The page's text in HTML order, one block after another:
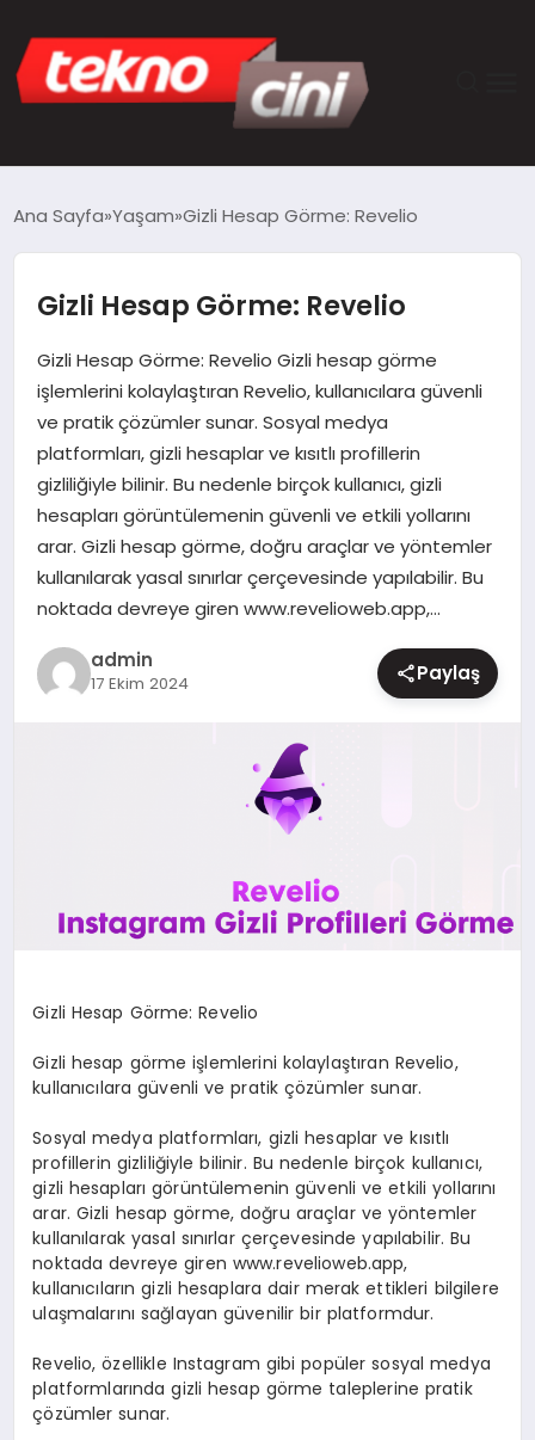
TEKNOLOJI
GÜNCEL
YAŞAM
SAĞLIK
DÜNYA
MAGAZIN
Ana Sayfa Yaşam Gizli Hesap Görme: Revelio
Gizli Hesap Görme: Revelio
Gizli Hesap Görme: Revelio Gizli hesap görme
işlemlerini kolaylaştıran Revelio, kullanıcılara güvenli
ve pratik çözümler sunar. Sosyal medya
platformları, gizli hesaplar ve kısıtlı profillerin
gizliliğiyle bilinir. Bu nedenle birçok kullanıcı, gizli
hesapları görüntülemenin güvenli ve etkili yollarını
arar. Gizli hesap görme, doğru araçlar ve yöntemler
kullanılarak yasal sınırlar çerçevesinde yapılabilir. Bu
noktada devreye giren www.revelioweb.app,…
admin
17 Ekim 2024 Paylaş
Gizli Hesap Görme: Revelio
Gizli hesap görme işlemlerini kolaylaştıran Revelio,
kullanıcılara güvenli ve pratik çözümler sunar.
Sosyal medya platformları, gizli hesaplar ve kısıtlı
profillerin gizliliğiyle bilinir. Bu nedenle birçok kullanıcı,
gizli hesapları görüntülemenin güvenli ve etkili yollarını
arar. Gizli hesap görme, doğru araçlar ve yöntemler
kullanılarak yasal sınırlar çerçevesinde yapılabilir. Bu
noktada devreye giren www.revelioweb.app,
kullanıcıların gizli hesaplara dair merak ettikleri bilgilere
ulaşmalarını sağlayan güvenilir bir platformdur.
Revelio, özellikle Instagram gibi popüler sosyal medya
platformlarında gizli hesap görme taleplerine pratik
çözümler sunar.